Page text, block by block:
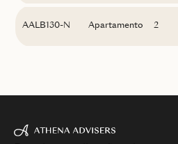
AALB130-N Apartamento 2